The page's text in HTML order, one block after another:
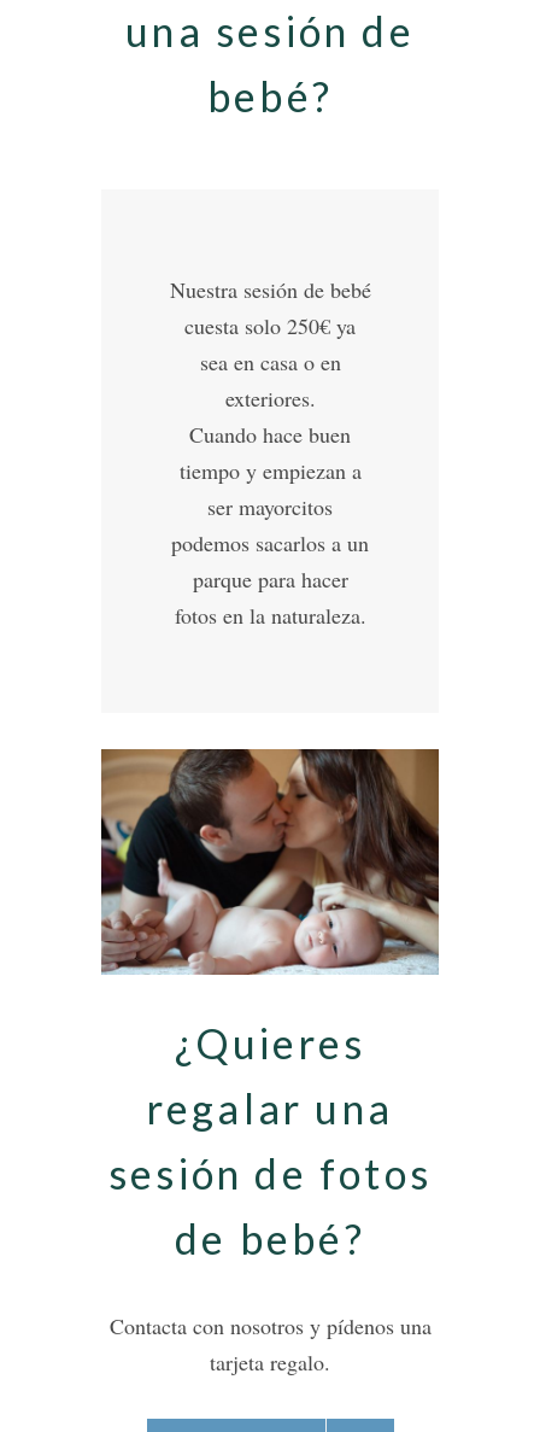
una sesión de
bebé?
Nuestra sesión de bebé
cuesta solo 250€ ya
sea en casa o en
exteriores.
Cuando hace buen
tiempo y empiezan a
ser mayorcitos
podemos sacarlos a un
parque para hacer
fotos en la naturaleza.
¿Quieres
regalar una
sesión de fotos
de bebé?
Contacta con nosotros y pídenos una
tarjeta regalo.